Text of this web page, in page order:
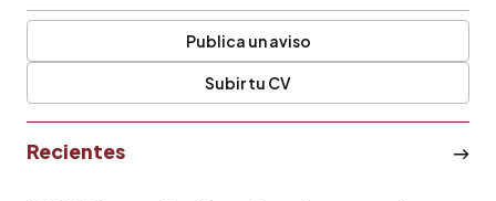
Publica un aviso
Subir tu CV
Recientes